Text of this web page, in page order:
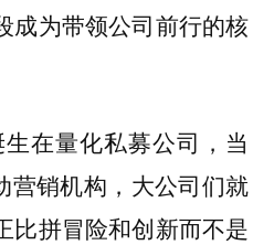
成为带领公司前行的核
在量化私募公司，当
营销机构，大公司们就
比拼冒险和创新而不是